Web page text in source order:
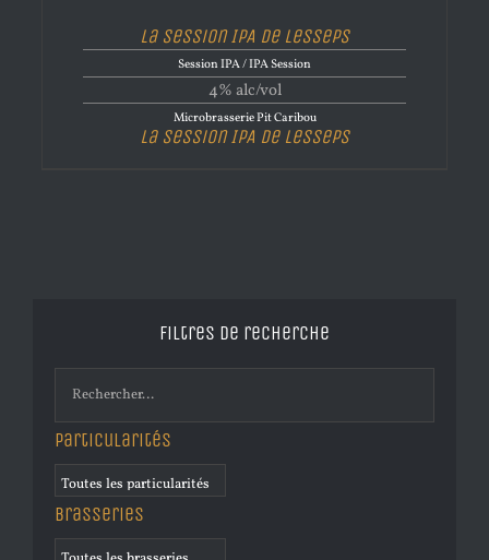
La Session IPA de Lesseps
Session IPA / IPA Session
4% alc/vol
Microbrasserie Pit Caribou
La Session IPA de Lesseps
Filtres de recherche
Particularités
Brasseries